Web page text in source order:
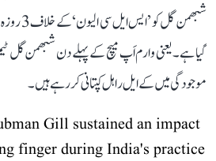
شبھمن
گیا ہے۔ یعنی وارم اَپ میچ کے پہلے دن شبھمن گل
موجودگی میں کے ایل راہل کپتانی کر رہے ہیں۔
Gill sustained an impact
finger during India's practice